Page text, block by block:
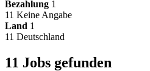
Bezahlung 1
11 Keine Angabe
Land 1
11 Deutschland
11 Jobs gefunden